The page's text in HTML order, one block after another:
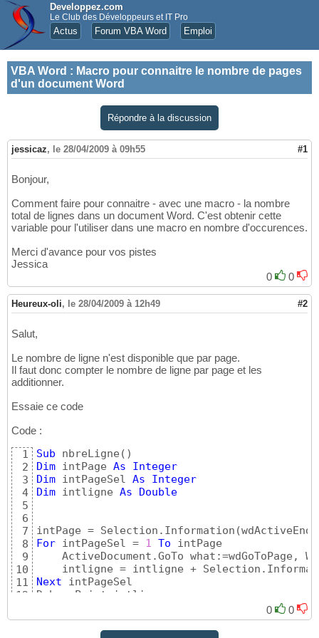
Developpez.com
Le Club des Développeurs et IT Pro
Actus Forum VBA Word Emploi
VBA Word : Macro pour connaitre le nombre de pages
d'un document Word
Répondre à la discussion
jessicaz, le 28/04/2009 à 09h55 #1
Bonjour,
Comment faire pour connaitre - avec une macro - la nombre
total de lignes dans un document Word. C'est obtenir cette
variable pour l'utiliser dans une macro en nombre d'occurences.
Merci d'avance pour vos pistes
Jessica
0
0
Heureux-oli, le 28/04/2009 à 12h49 #2
Salut,
Le nombre de ligne n'est disponible que par page.
Il faut donc compter le nombre de ligne par page et les
additionner.
Essaie ce code
Code :
1
2
3
4
5
6
7
8
9
10
11
12
14
Sub nbreLigne ( )
Dim intPage As
Integer
Dim intPageSel As
Integer
Dim intligne As Double
intPage = Selection.Information (
For intPageSel = 1 To intPage
ActiveDocument.GoTo what:=wdGoToPage,
intligne = intligne +
Next intPageSel
Debug.Print intligne
End Sub
0 0